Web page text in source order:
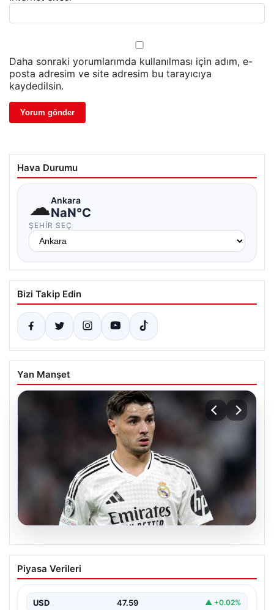
Daha sonraki yorumlarımda kullanılması için adım, e-
posta adresim ve site adresim bu tarayıcıya
kaydedilsin.
Hava Durumu
☁Ankara
NaN°C
ŞEHIR SEÇ
Bizi Takip Edin
Yan Manşet
Beşiktaş’ta Salah Sonrası Yüksek Hızlı
Transfer Hamlesi: Real Madrid’in Yıldızı
Yeni sezon öncesinde güçlü bir kadro kurma
Piyasa Verileri
USD 47.59 ▲ +0.02%